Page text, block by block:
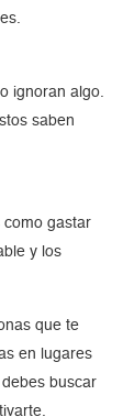
ignoran algo.
saben
como gastar
y los
que te
en lugares
buscar